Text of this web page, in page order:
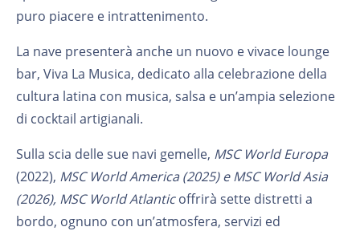
puro piacere e intrattenimento.
La nave presenterà anche un nuovo e vivace lounge
bar, Viva La Musica, dedicato alla celebrazione della
cultura latina con musica, salsa e un’ampia selezione
di cocktail artigianali.
Sulla scia delle sue navi gemelle, MSC World Europa
(2022), MSC World America (2025) e MSC World Asia
(2026), MSC World Atlanticoffrirà sette distretti a
bordo, ognuno con un’atmosfera, servizi ed